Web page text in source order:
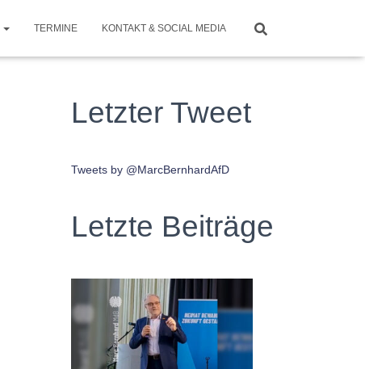
TERMINE KONTAKT & SOCIAL MEDIA
Letzter Tweet
Tweets by @MarcBernhardAfD
Letzte Beiträge